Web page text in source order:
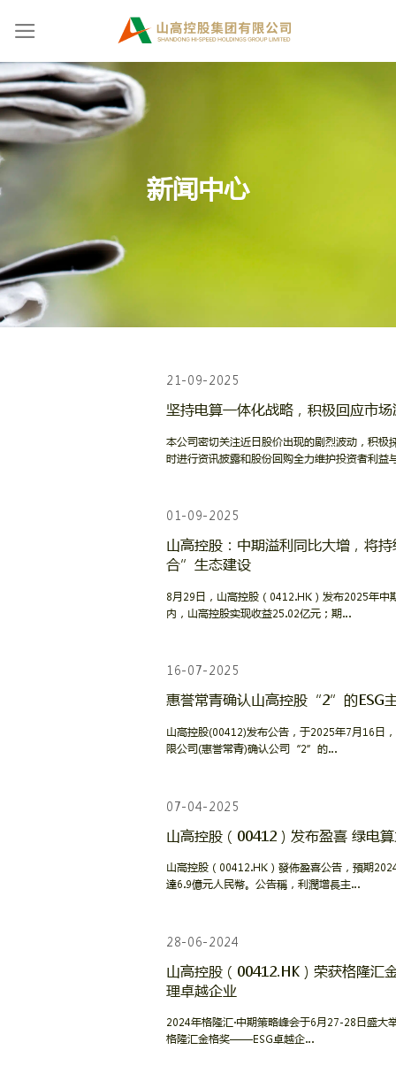
content
新闻中心
21-09-2025
坚持电算一体化战略，积极回应市场
本公司密切关注近日股价出现的剧烈波动，积极
时进行资讯披露和股份回购全力维护投资者利益
01-09-2025
山高控股：中期溢利同比大增，将
合”生态建设
8月29日，山高控股（0412.HK）发布2025年中
内，山高控股实现收益25.02亿元；期…
16-07-2025
惠誉常青确认山高控股“2”的ESG
山高控股(00412)发布公告，于2025年7月16日
限公司(惠誉常青)确认公司“2”的…
07-04-2025
山高控股（00412）发布盈喜 绿电
山高控股（00412.HK）發佈盈喜公告，預期
達6.9億元人民幣。公告稱，利潤增長主…
28-06-2024
山高控股（00412.HK）荣获格隆汇
理卓越企业
2024年格隆汇·中期策略峰会于6月27-28日盛大
格隆汇金格奖——ESG卓越企…